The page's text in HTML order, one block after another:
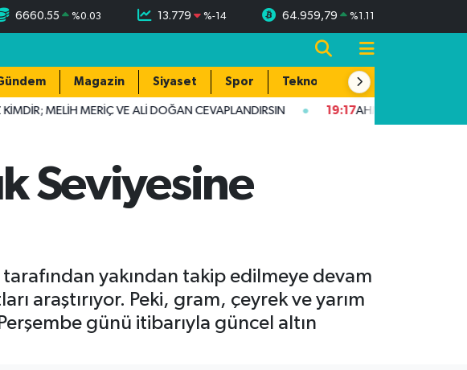
6660.55 %0.03 13.779 %-14 64.959,79 %1.11
Magazin Siyaset Spor Teknoloji
MELİH MERİÇ VE ALİ DOĞAN CEVAPLANDIRSIN 19:17AHMET YILMAZ
Seviyesine
tarafından yakından takip edilmeye devam
araştırıyor. Peki, gram, çeyrek ve yarım
günü itibarıyla güncel altın